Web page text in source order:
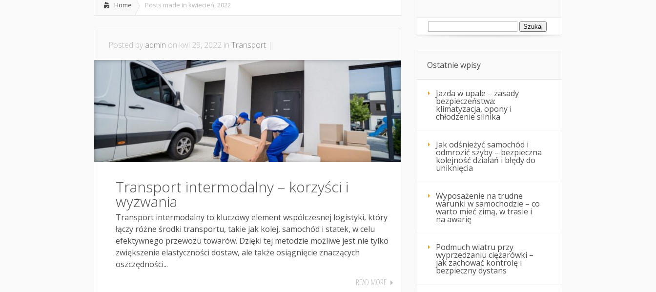
Home Posts made in kwiecień, 2022
Posted by admin on kwi 29, 2022 in Transport |
Transport intermodalny – korzyści i
wyzwania
Transport intermodalny to kluczowy element współczesnej logistyki, który
łączy różne środki transportu, takie jak kolej, samochód i statek, w celu
efektywnego przewozu towarów. Dzięki tej metodzie możliwe jest nie tylko
zwiększenie elastyczności dostaw, ale także osiągnięcie znaczących
oszczędności...
READ MORE
Szukaj:
Ostatnie wpisy
Jazda w upale – zasady
bezpieczeństwa:
klimatyzacja, opony i
chłodzenie silnika
Jak odśnieżyć samochód i
odmrozić szyby – bezpieczna
kolejność działań i błędy do
uniknięcia
Wyposażenie na trudne
warunki w samochodzie – co
warto mieć zimą, w trasie i
na awarię
Podmuch wiatru przy
wyprzedzaniu ciężarówki –
jak zachować kontrolę i
bezpieczny dystans